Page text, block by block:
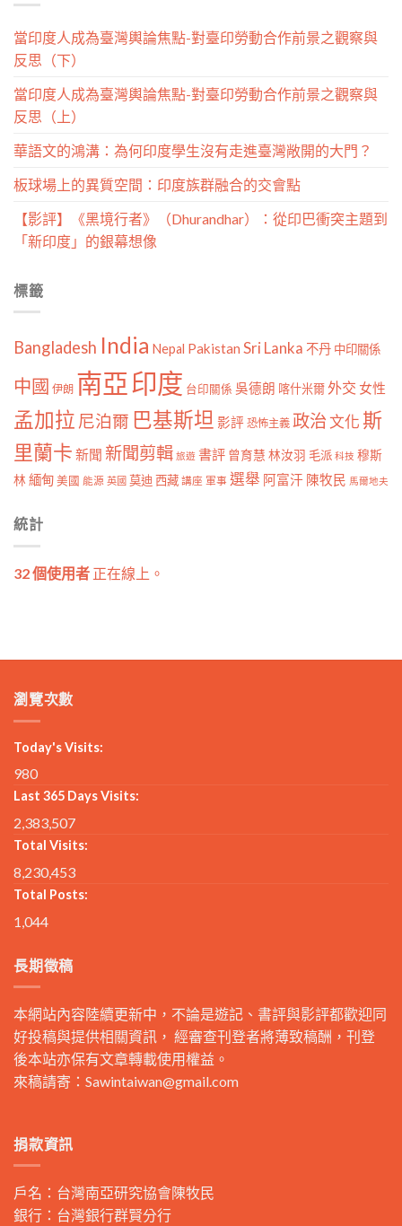
當印度人成為臺灣輿論焦點-對臺印勞動合作前景之觀察與
反思（下）
當印度人成為臺灣輿論焦點-對臺印勞動合作前景之觀察與
反思（上）
華語文的鴻溝：為何印度學生沒有走進臺灣敞開的大門？
板球場上的異質空間：印度族群融合的交會點
【影評】《黑境行者》（Dhurandhar）：從印巴衝突主題到
「新印度」的銀幕想像
標籤
Bangladesh India Nepal Pakistan Sri Lanka 不丹 中印關係
中國 伊朗 南亞印度 台印關係 吳德朗 喀什米爾外交 女性
孟加拉 尼泊爾 巴基斯坦 影評 恐怖主義 政治文化斯
里蘭卡 新聞 新聞剪輯 旅遊 書評 曾育慧 林汝羽 毛派 科技 穆斯
林 緬甸 美國 能源 英國 莫迪 西藏 講座 軍事 選舉 阿富汗 陳牧民 馬爾地夫
統計
32 個使用者 正在線上。
瀏覽次數
Today's Visits:
980
Last 365 Days Visits:
2,383,507
Total Visits:
8,230,453
Total Posts:
1,044
長期徵稿
本網站內容陸續更新中，不論是遊記、書評與影評都歡迎同
好投稿與提供相關資訊， 經審查刊登者將薄致稿酬，刊登
後本站亦保有文章轉載使用權益。
來稿請寄： Sawintaiwan@gmail.com
捐款資訊
戶名：台灣南亞研究協會陳牧民
銀行：台灣銀行群賢分行